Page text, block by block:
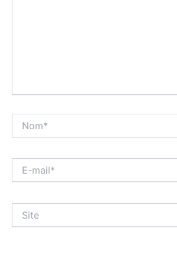
mail*